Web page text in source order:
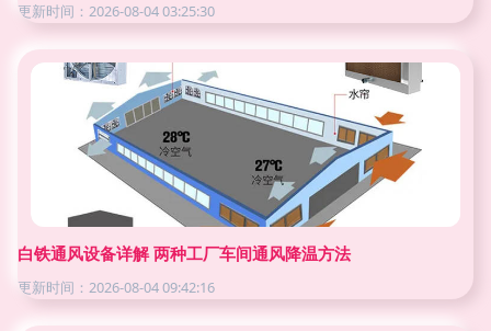
更新时间：2026-08-04 03:25:30
白铁通风设备详解 两种工厂车间通风降温方法
更新时间：2026-08-04 09:42:16